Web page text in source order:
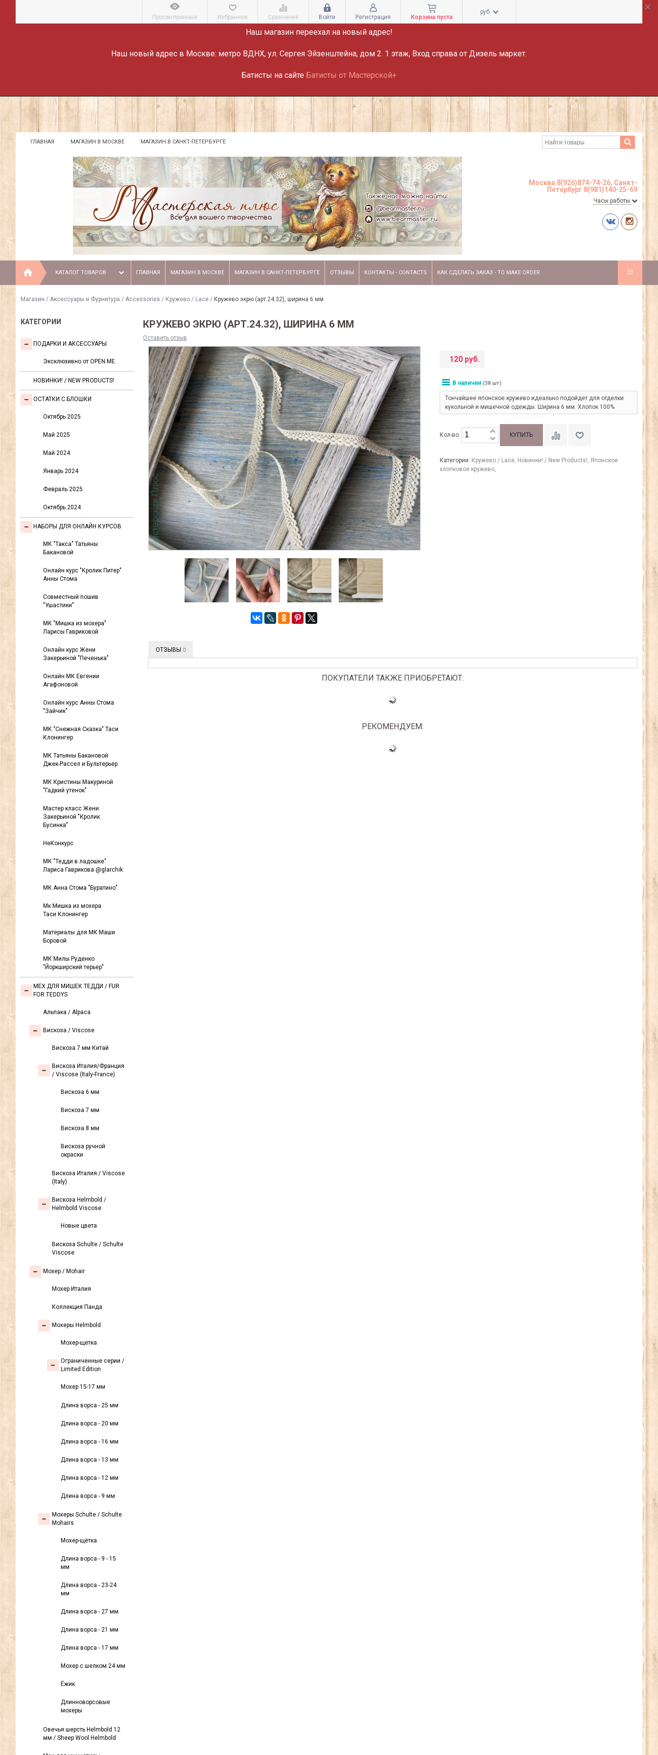
ВНИМАНИЕ!
Наш магазин переехал на новый адрес!
Наш новый адрес в Москве: метро ВДНХ, ул. Сергея Эйзенштейна, дом 2. 1 этаж, Вход справа от Дизель маркет.
Батисты на сайте Батисты от Мастерской+
Просмотренные Избранное Сравнение Войти Регистрация Корзина пуста
руб.
ГЛАВНАЯ МАГАЗИН В МОСКВЕ МАГАЗИН В САНКТ-ПЕТЕРБУРГЕ
Москва 8(926)874-74-26, Санкт-
Петербург 8(981)140-25-69
Часы работы
КАТАЛОГ ТОВАРОВ ГЛАВНАЯ МАГАЗИН В МОСКВЕ МАГАЗИН В САНКТ-ПЕТЕРБУРГЕ ОТЗЫВЫ КОНТАКТЫ - CONTACTS КАК СДЕЛАТЬ ЗАКАЗ - TO MAKE ORDER
Магазин / Аксессуары и Фурнитура / Accessories / Кружево / Lace / Кружево экрю (арт.24.32), ширина 6 мм
КАТЕГОРИИ
ПОДАРКИ И АКСЕССУАРЫ
Эксклюзивно от OPEN.ME
НОВИНКИ! / NEW PRODUCTS!
ОСТАТКИ С БЛОШКИ
Октябрь 2025
Май 2025
Май 2024
Январь 2024
Февраль 2025
Октябрь 2024
НАБОРЫ ДЛЯ ОНЛАЙН КУРСОВ
МК "Такса" Татьяны
Бакановой
Онлайн курс "Кролик Питер"
Анны Стома
Совместный пошив
"Ушастики"
МК "Мишка из мохера"
Ларисы Гавриковой
Онлайн курс Жени
Закерьиной "Печенька"
Онлайн МК Евгении
Агафоновой
Онлайн курс Анны Стома
"Зайчик"
МК "Снежная Сказка" Таси
Клонингер
МК Татьяны Бакановой
Джек-Рассел и Бультерьер
МК Кристины Макуриной
"Гадкий утенок"
Мастер класс Жени
Закерьиной "Кролик
Бусинка"
НеКонкурс
МК "Тедди в ладошке"
Лариса Гаврикова @glarchik
МК Анна Стома "Буратино"
Мк Мишка из мохера
Таси Клонингер
Материалы для МК Маши
Боровой
МК Милы Руденко
"Йоркширский терьер"
МЕХ ДЛЯ МИШЕК ТЕДДИ / FUR
FOR TEDDYS
Альпака / Alpaca
Вискоза / Viscose
Вискоза 7 мм Китай
Вискоза Италия/Франция
/ Viscose (Italy-France)
Вискоза 6 мм
Вискоза 7 мм
Вискоза 8 мм
Вискоза ручной
окраски
Вискоза Италия / Viscose
(Italy)
Вискоза Helmbold /
Helmbold Viscose
Новые цвета
Вискоза Sсhulte / Schulte
Viscose
Моxер / Mohair
Мохер Италия
Коллекция Панда
Мохеры Helmbold
Мохер-щетка
Ограниченные серии /
Limited Edition
Мохер 15-17 мм
Длина ворса - 25 мм
Длина ворса - 20 мм
Длина ворса - 16 мм
Длина ворса - 13 мм
Длина ворса - 12 мм
Длина ворса - 9 мм
Мохеры Sсhulte / Schulte
Mohairs
Мохер-щётка
Длина ворса - 9 - 15
мм
Длина ворса - 23-24
мм
Длина ворса - 27 мм
Длина ворса - 21 мм
Длина ворса - 17 мм
Мохер с шелком 24 мм
Ёжик
Длинноворсовые
мохеры
Овечья шерсть Helmbold 12
мм / Sheep Wool Helmbold
КРУЖЕВО ЭКРЮ (АРТ.24.32), ШИРИНА 6 ММ
Оставить отзыв
120 руб.
В наличии (38 шт)
Тончайшее японское кружево идеально подойдет для отделки
кукольной и мишечной одежды. Ширина 6 мм. Хлопок 100%
Кол-во:
Категории: Кружево / Lace, Новинки! / New Products!, Японское
хлопковое кружево,
ОТЗЫВЫ 0
ПОКУПАТЕЛИ ТАКЖЕ ПРИОБРЕТАЮТ:
РЕКОМЕНДУЕМ: